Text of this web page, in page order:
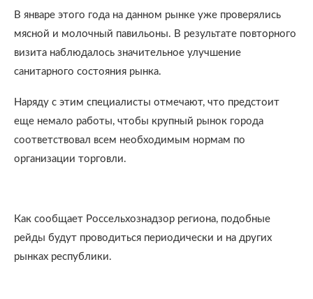
В январе этого года на данном рынке уже проверялись
мясной и молочный павильоны. В результате повторного
визита наблюдалось значительное улучшение
санитарного состояния рынка.
Наряду с этим специалисты отмечают, что предстоит
еще немало работы, чтобы крупный рынок города
соответствовал всем необходимым нормам по
организации торговли.
Как сообщает Россельхознадзор региона, подобные
рейды будут проводиться периодически и на других
рынках республики.